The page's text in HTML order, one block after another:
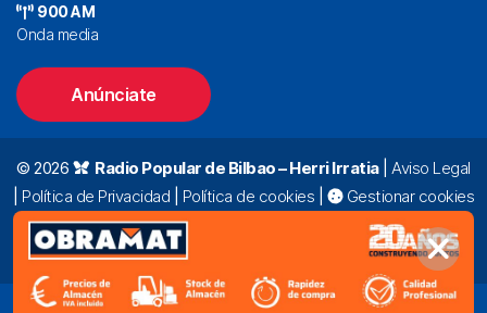
900 AM
Onda media
Anúnciate
© 2026 Radio Popular de Bilbao – Herri Irratia| Aviso Legal
Política de Privacidad Política de cookies
Gestionar cookies
Alda. Mazarredo, 47 – 7º 48009 Bilbao |
94 423 92 00|
oyentes@radiopopular.com